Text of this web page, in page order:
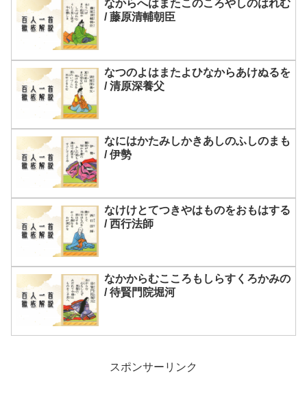
なからへはまたこのころやしのはれむ
/ 藤原清輔朝臣
なつのよはまたよひなからあけぬるを
/ 清原深養父
なにはかたみしかきあしのふしのまも
/ 伊勢
なけけとてつきやはものをおもはする
/ 西行法師
なかからむこころもしらすくろかみの
/ 待賢門院堀河
スポンサーリンク